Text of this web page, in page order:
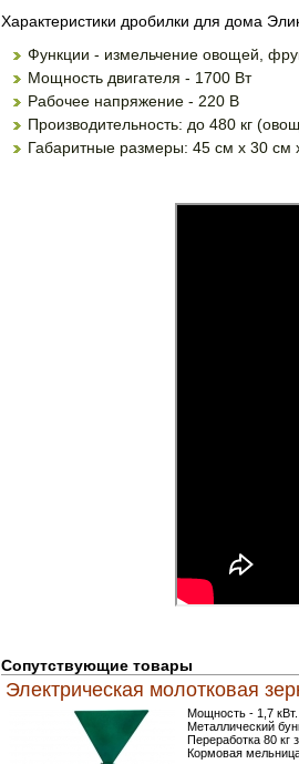
Характеристики дробилки для дома
Функции - измельчение овощей,
Мощность двигателя - 1700 Вт
Рабочее напряжение - 220 В
Производительность: до 480 кг
Габаритные размеры: 45 см х 30 см
Сопутствующие товары
Электрическая молотковая
Мощность - 1,7
Металлический
Переработка 80 кг
Кормовая